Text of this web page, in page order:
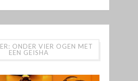
ONDER VIER OGEN MET
EEN GEISHA